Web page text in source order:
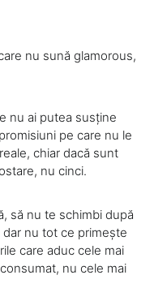
nu sună glamorous,
nu ai putea susține
pe care nu le
chiar dacă sunt
nu cinci.
să nu te schimbi după
nu tot ce primește
care aduc cele mai
nu cele mai